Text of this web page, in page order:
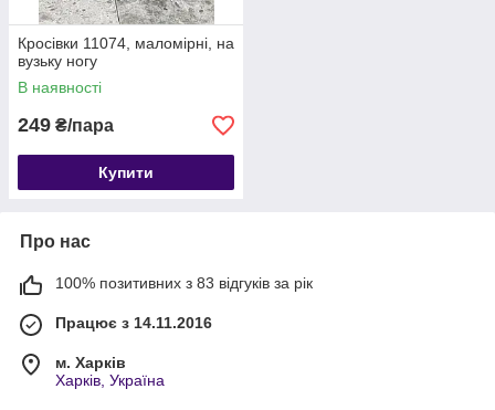
Кросівки 11074, маломірні, на
вузьку ногу
В наявності
249 ₴/пара
Купити
Про нас
100% позитивних з 83 відгуків за рік
Працює з 14.11.2016
м. Харків
Харків, Україна